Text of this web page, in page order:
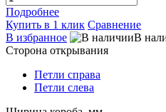
Подробнее
Купить в 1 клик Сравнение
В избранное
В
Сторона открывания
Петли справа
Петли слева